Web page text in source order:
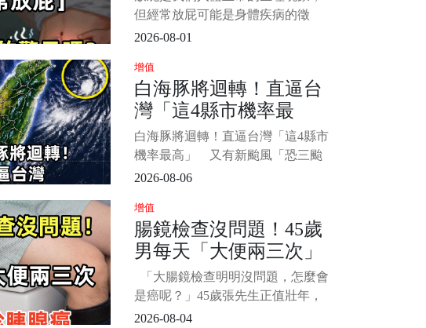
反轉簡直比電視劇還瘋狂！」 1/4
信號
但經常放屁可能是身體疾病的徵
兆，然而，是否經常放屁意味著腸
放屁與腸癌有什麼直接聯繫。 那麼
為什麼有些人會經常放屁？ 而腸癌
的警示信號又有哪些呢？ 今天我們
來簡單介紹一下： 1/6 為什麼有些
2026-08-01
增值
白海豚將迴轉！直逼台
灣「這4縣市機率最
高」 又有新颱風「恐
三颱共舞」
白海豚將迴轉！直逼台灣「這4縣市
機率最高」 又有新颱風「恐三颱
共舞」 1/5 西北太平洋海域颱風接
導，目前海面上除了中度颱風「白
海豚」及輕度颱風「鯨魚」之外，
白海豚東側的熱帶擾動96W最快周四
就會生成今
2026-08-06
增值
腸鏡檢查沒問題！45歲
男每天「大便兩三次」
竟確診胰腺癌 「4種異
常」或是身體警報：一
定要重視
「大腸鏡檢查明明沒問題，怎麼會
是癌呢？」45歲張先生正值壯年，
排便也挺規律，一天大便一次。 半
2026-08-04